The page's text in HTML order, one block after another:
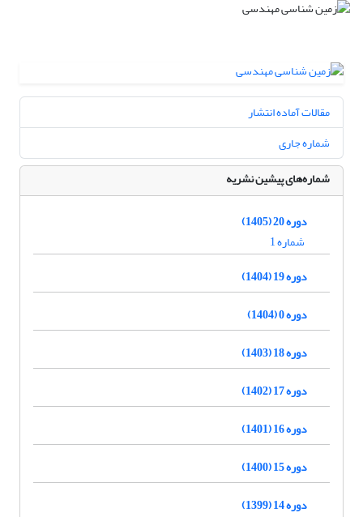
مقالات آماده انتشار
شماره جاری
شماره‌های پیشین نشریه
دوره 20 (1405)
شماره 1
دوره 19 (1404)
دوره 0 (1404)
دوره 18 (1403)
دوره 17 (1402)
دوره 16 (1401)
دوره 15 (1400)
دوره 14 (1399)